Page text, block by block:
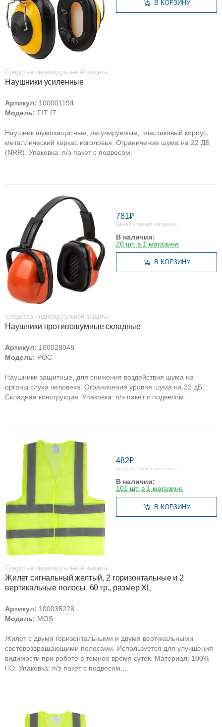
В КОРЗИНУ
Средства индивидуальной защиты
Наушники усиленные
Артикул: 100001194
Модель: FIT IT
Наушник шумозащитные, регулируемые, пластиковый корпус,
металлический каркас изголовья. Ограничение шума на 22 ДБ
(NRR). Упаковка: п/э пакет с подвесом.
781₽
Цена интернет магазина
В наличии:
20 шт. в 1 магазине
В КОРЗИНУ
Средства индивидуальной защиты
Наушники противошумные складные
Артикул: 100028048
Модель: РОС
Наушники защитные, для снижения воздействия шума на
органы слуха человека. Ограничение уровня шума на 22 дБ.
Складная конструкция. Упаковка: п/э пакет с подвесом.
482₽
Цена интернет магазина
В наличии:
101 шт. в 1 магазине
В КОРЗИНУ
Средства индивидуальной защиты
Жилет сигнальный желтый, 2 горизонтальные и 2
вертикальные полосы, 60 гр., размер XL
Артикул: 100035228
Модель: MOS
Жилет с двумя горизонтальными и двумя вертикальными
световозвращающими полосами. Используется для улучшения
видимости при работе в темное время суток. Материал: 100%
ПЭ. Упаковка: п/э пакет с подвесом....